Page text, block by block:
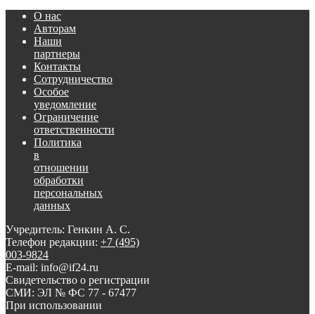
О нас
Авторам
Наши
партнеры
Контакты
Сотрудничество
Особое
уведомление
Ограничение
ответственности
Политика
в
отношении
обработки
персональных
данных
Учредитель: Генкин А. С.
Телефон редакции: +7 (495)
003-9824
E-mail: info@if24.ru
Свидетельство о регистрации
СМИ: ЭЛ № ФС 77 - 67477
При использовании